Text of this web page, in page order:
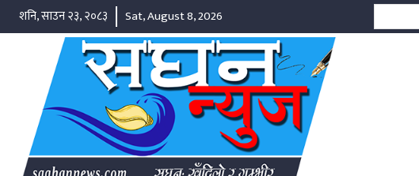
शनि, साउन २३, २०८३ Sat, August 8, 2026